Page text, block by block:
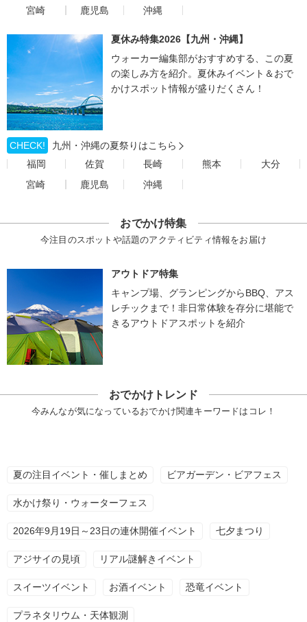
宮崎
鹿児島 沖縄
夏休み特集2026【九州・沖縄】
ウォーカー編集部がおすすめする、この夏
の楽しみ方を紹介。夏休みイベント＆おで
かけスポット情報が盛りだくさん！
CHECK!
九州・沖縄の夏祭りはこちら
福岡
佐賀 長崎 熊本
大分
宮崎
鹿児島 沖縄
おでかけ特集
今注目のスポットや話題のアクティビティ情報をお届け
アウトドア特集
キャンプ場、グランピングからBBQ、アス
レチックまで！非日常体験を存分に堪能で
きるアウトドアスポットを紹介
おでかけトレンド
今みんなが気になっているおでかけ関連キーワードはコレ！
夏の注目イベント・催しまとめ ビアガーデン・ビアフェス
水かけ祭り・ウォーターフェス
2026年9月19日～23日の連休開催イベント 七夕まつり
アジサイの見頃 リアル謎解きイベント
スイーツイベント お酒イベント 恐竜イベント
プラネタリウム・天体観測